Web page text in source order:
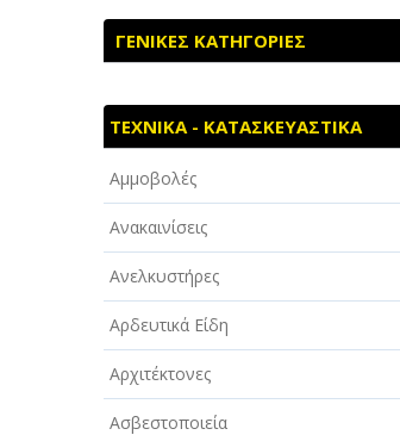
ΓΕΝΙΚΕΣ ΚΑΤΗΓΟΡΙΕΣ
ΑΓΡΟΤΙΚΑ - ΚΤΗΝΟΤΡΟΦΙΚΑ
ΑΘΛΗΤΙΣΜΟΣ
ΑΥΤΟΚΙΝΗΤΑ - ΜΗΧΑΝΕΣ - ΣΚΑΦΗ
ΔΙΑΣΚΕΔΑΣΗ - ΨΥΧΑΓΩΓΙΑ - ΤΕΧΝΕΣ
ΔΙΑΦΗΜΙΣΗ - ΜΜΕ
ΕΚΚΛΗΣΙΕΣ - ΦΙΛΑΝΘΡΩΠΙΚΑ
ΣΩΜΑΤΕΙΑ
ΕΚΠΑΙΔΕΥΣΗ - ΣΧΟΛΕΣ
ΤΕΧΝΙΚΑ - ΚΑΤΑΣΚΕΥΑΣΤΙΚΑ
Αμμοβολές
Ανακαινίσεις
Ανελκυστήρες
Αρδευτικά Είδη
Αρχιτέκτονες
Ασβεστοποιεία